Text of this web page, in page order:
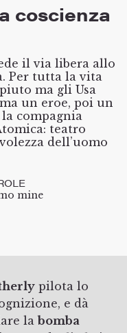
coscienza
il via libera allo
Per tutta la vita
ma gli Usa
un eroe, poi un
compagnia
teatro
dell’uomo
mine
pilota lo
e dà
labomba